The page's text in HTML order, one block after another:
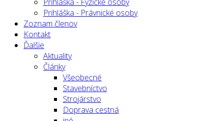
Prihláška - Právnické osoby
Zoznam členov
Kontakt
Ďalšie
Aktuality
Články
Všeobecné
Stavebníctvo
Strojárstvo
Doprava cestná